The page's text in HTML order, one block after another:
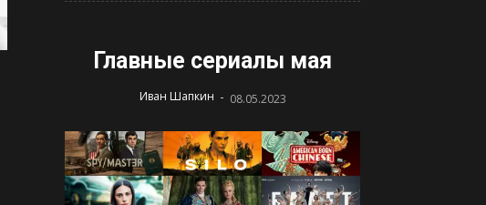
Главные сериалы мая
Иван Шапкин - 08.05.2023